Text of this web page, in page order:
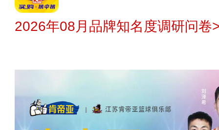
2026年08月品牌知名度调研问卷